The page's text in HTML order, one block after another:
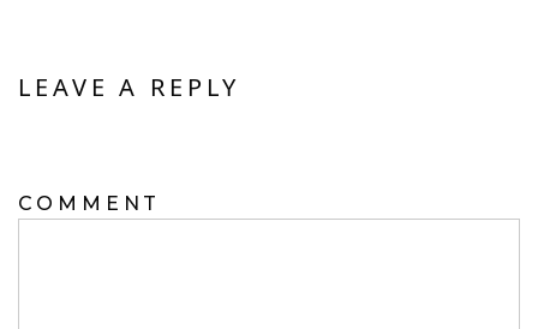
LEAVE A REPLY
COMMENT